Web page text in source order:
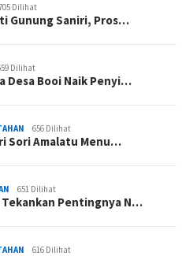
Dilihat
Gunung Saniri, Pros…
Dilihat
Desa Booi Naik Penyi…
656 Dilihat
Sori Amalatu Menu…
651 Dilihat
Tekankan Pentingnya N…
616 Dilihat